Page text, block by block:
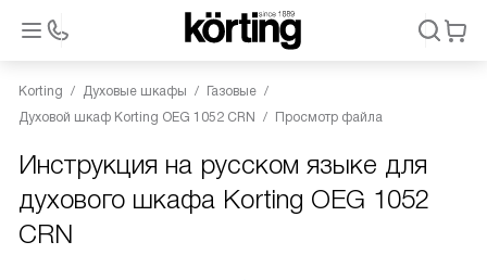
Korting Духовые шкафы
Газовые
Духовой шкаф Korting OEG 1052 CRN
Просмотр файла
Инструкция на русском языке для
духового шкафа Korting OEG 1052
CRN